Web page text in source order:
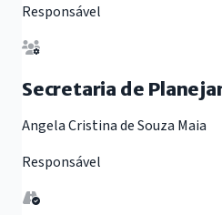
Responsável
Secretaria de
Angela Cristina de Souza Maia
Responsável